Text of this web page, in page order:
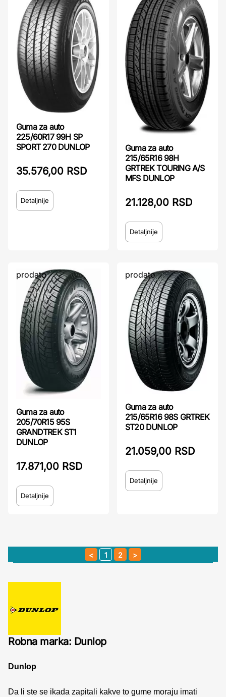
Guma za auto
225/60R17 99H SP
SPORT 270 DUNLOP
35.576,00 RSD
Detaljnije
Guma za auto
215/65R16 98H
GRTREK TOURING A/S
MFS DUNLOP
21.128,00 RSD
Detaljnije
prodato
Guma za auto
205/70R15 95S
GRANDTREK ST1
DUNLOP
17.871,00 RSD
Detaljnije
prodato
Guma za auto
215/65R16 98S GRTREK
ST20 DUNLOP
21.059,00 RSD
Detaljnije
1 2
Robna marka: Dunlop
Dunlop
Da li ste se ikada zapitali kakve to gume moraju imati